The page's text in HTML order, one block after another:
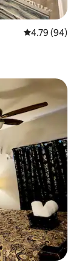
Ukadiriaji wa
4.79 (94)